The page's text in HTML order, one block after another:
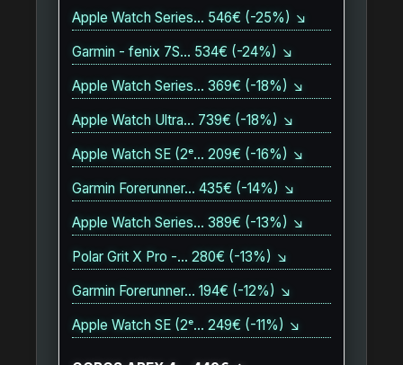
Apple Watch Series… 546€ (-25%) ↘
Garmin - fenix 7S… 534€ (-24%) ↘
Apple Watch Series… 369€ (-18%) ↘
Apple Watch Ultra… 739€ (-18%) ↘
Apple Watch SE (2ᵉ… 209€ (-16%) ↘
Garmin Forerunner… 435€ (-14%) ↘
Apple Watch Series… 389€ (-13%) ↘
Polar Grit X Pro -… 280€ (-13%) ↘
Garmin Forerunner… 194€ (-12%) ↘
Apple Watch SE (2ᵉ… 249€ (-11%) ↘